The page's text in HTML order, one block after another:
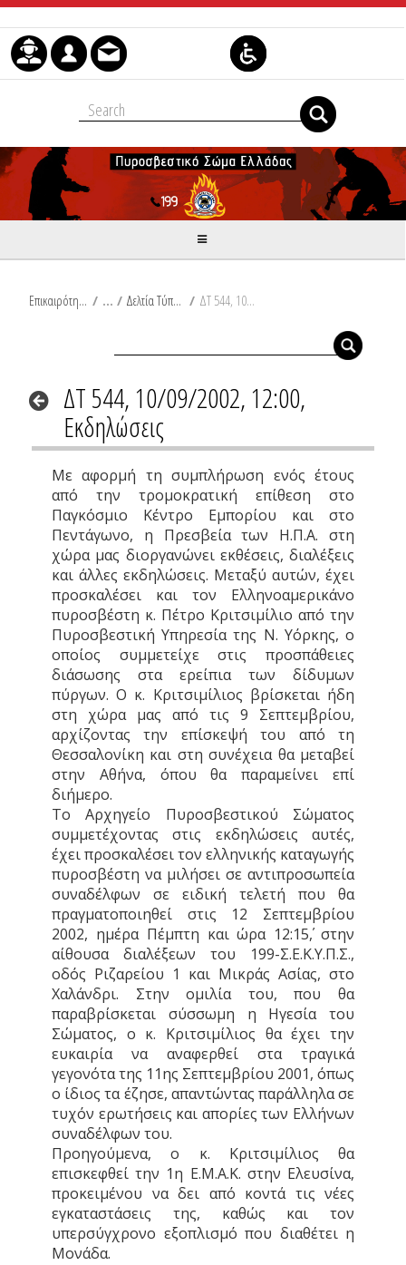
Skip to Content
Επικαιρότητα / Δελτία Τύπου / ΔΤ 544, 10/09/2002, 12:00, Εκδηλώσεις
ΔΤ 544, 10/09/2002, 12:00,
Εκδηλώσεις
Με αφορμή τη συμπλήρωση ενός έτους
από την τρομοκρατική επίθεση στο
Παγκόσμιο Κέντρο Εμπορίου και στο
Πεντάγωνο, η Πρεσβεία των Η.Π.Α. στη
χώρα μας διοργανώνει εκθέσεις, διαλέξεις
και άλλες εκδηλώσεις. Μεταξύ αυτών, έχει
προσκαλέσει και τον Ελληνοαμερικάνο
πυροσβέστη κ. Πέτρο Κριτσιμίλιο από την
Πυροσβεστική Υπηρεσία της Ν. Υόρκης, ο
οποίος συμμετείχε στις προσπάθειες
διάσωσης στα ερείπια των δίδυμων
πύργων. Ο κ. Κριτσιμίλιος βρίσκεται ήδη
στη χώρα μας από τις 9 Σεπτεμβρίου,
αρχίζοντας την επίσκεψή του από τη
Θεσσαλονίκη και στη συνέχεια θα μεταβεί
στην Αθήνα, όπου θα παραμείνει επί
διήμερο.
Το Αρχηγείο Πυροσβεστικού Σώματος
συμμετέχοντας στις εκδηλώσεις αυτές,
έχει προσκαλέσει τον ελληνικής καταγωγής
πυροσβέστη να μιλήσει σε αντιπροσωπεία
συναδέλφων σε ειδική τελετή που θα
πραγματοποιηθεί στις 12 Σεπτεμβρίου
2002, ημέρα Πέμπτη και ώρα 12:15΄, στην
αίθουσα διαλέξεων του 199-Σ.Ε.Κ.Υ.Π.Σ.,
οδός Ριζαρείου 1 και Μικράς Ασίας, στο
Χαλάνδρι. Στην ομιλία του, που θα
παραβρίσκεται σύσσωμη η Ηγεσία του
Σώματος, ο κ. Κριτσιμίλιος θα έχει την
ευκαιρία να αναφερθεί στα τραγικά
γεγονότα της 11ης Σεπτεμβρίου 2001, όπως
ο ίδιος τα έζησε, απαντώντας παράλληλα σε
τυχόν ερωτήσεις και απορίες των Ελλήνων
συναδέλφων του.
Προηγούμενα, ο κ. Κριτσιμίλιος θα
επισκεφθεί την 1η Ε.Μ.Α.Κ. στην Ελευσίνα,
προκειμένου να δει από κοντά τις νέες
εγκαταστάσεις της, καθώς και τον
υπερσύγχρονο εξοπλισμό που διαθέτει η
Μονάδα.